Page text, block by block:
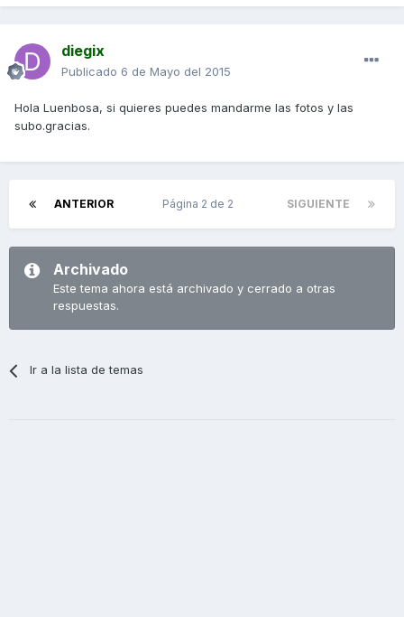
diegix
Publicado 6 de Mayo del 2015
Hola Luenbosa, si quieres puedes mandarme las fotos y las
subo.gracias.
ANTERIOR SIGUIENTE
Página 2 de 2
Archivado
Este tema ahora está archivado y cerrado a otras
respuestas.
Ir a la lista de temas